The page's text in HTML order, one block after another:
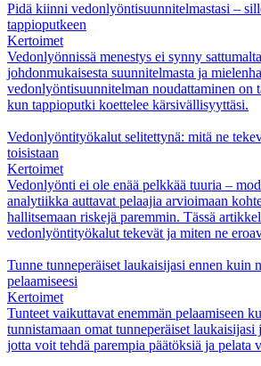
Pidä kiinni vedonlyöntisuunnitelmastasi –
tappioputkeen
Kertoimet
Vedonlyönnissä menestys ei synny
johdonmukaisesta suunnitelmasta ja
vedonlyöntisuunnitelman noudattaminen on
kun tappioputki koettelee kärsivällisyyttäsi.
Vedonlyöntityökalut selitettynä: mitä ne
toisistaan
Kertoimet
Vedonlyönti ei ole enää pelkkää tuuria –
analytiikka auttavat pelaajia arvioimaan
hallitsemaan riskejä paremmin. Tässä
vedonlyöntityökalut tekevät ja miten ne
Tunne tunneperäiset laukaisijasi ennen kuin
pelaamiseesi
Kertoimet
Tunteet vaikuttavat enemmän pelaamiseen
tunnistamaan omat tunneperäiset laukaisijasi
jotta voit tehdä parempia päätöksiä ja pelata